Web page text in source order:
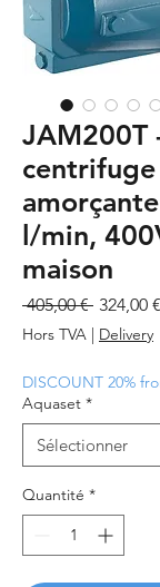
JAM200T
l/min,
maison
405,00 € Prix
original
324,00 €
Hors TVA | Delivery
DISCOUNT 20%
Aquaset *
Quantité *